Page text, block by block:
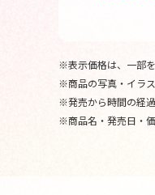
※表示価格は、一部
※商品の写真・イラ
※発売から時間の経
※商品名・発売日・